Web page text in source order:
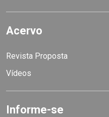
Acervo
Revista Proposta
Vídeos
Informe-se